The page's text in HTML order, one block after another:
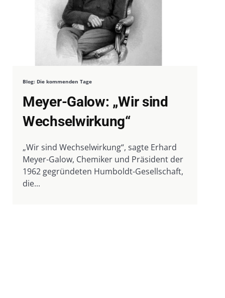
Blog: Die kommenden Tage
Meyer-Galow: „Wir sind
Wechselwirkung“
„Wir sind Wechselwirkung“, sagte Erhard
Meyer-Galow, Chemiker und Präsident der
1962 gegründeten Humboldt-Gesellschaft,
die...